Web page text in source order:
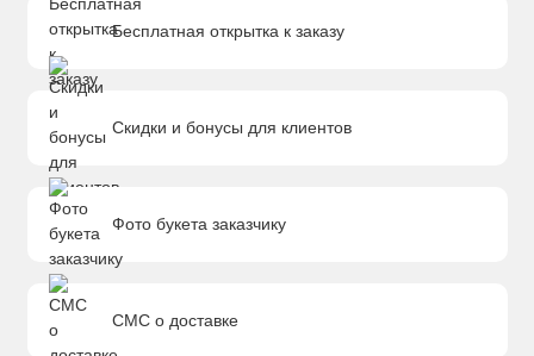
Бесплатная открытка к заказу
Скидки и бонусы для клиентов
Фото букета заказчику
СМС о доставке